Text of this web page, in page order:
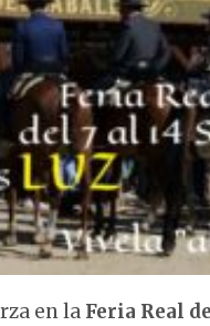
en la Feria Real